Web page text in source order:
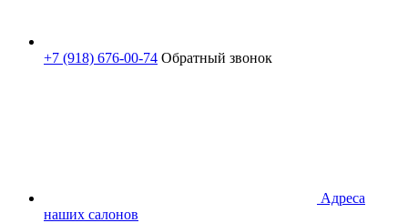
+7 (918) 676-00-74 Обратный звонок
Адреса
наших салонов